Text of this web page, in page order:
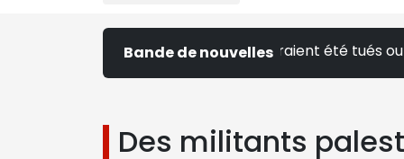
Bande de nouvelles
de 50 000 enfants auraient été tués ou blessés à
Des militants